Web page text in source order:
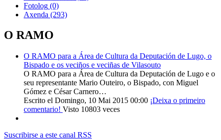
Fotolog (0)
Axenda (293)
O RAMO
O RAMO para a Área de Cultura da Deputación de Lugo, o
Bispado e os veciños e veciñas de Vilasouto
O RAMO para a Área de Cultura da Deputación de Lugo e o
seu representante Mario Outeiro, o Bispado, con Miguel
Gómez e César Carnero…
Escrito el Domingo, 10 Mai 2015 00:00 ¡Deixa o primeiro
comentario! Visto 10803 veces
Suscribirse a este canal RSS